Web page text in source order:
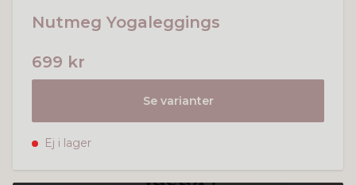
Nutmeg Yogaleggings
699 kr
Se varianter
Ej i lager